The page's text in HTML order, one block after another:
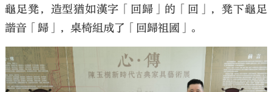
龜足凳，造型猶如漢字「回歸」的「回」，凳下龜足
諧音「歸」，桌椅組成了「回歸祖國」。